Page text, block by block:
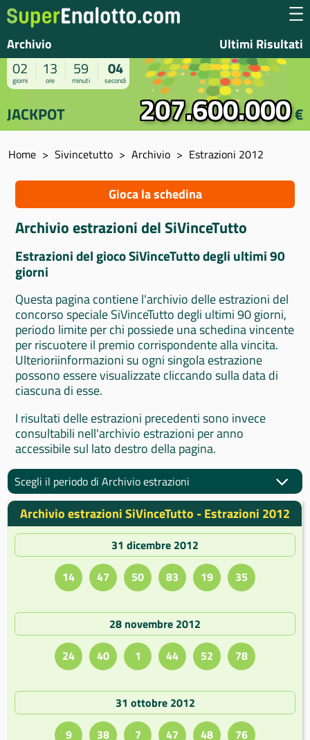
Archivio Ultimi Risultati
02
giorni
13
ore
59
minuti
03
secondi
JACKPOT 207.600.000€
Home Sivincetutto Archivio Estrazioni 2012
Gioca la schedina
Archivio estrazioni del SiVinceTutto
Estrazioni del gioco SiVinceTutto degli ultimi 90
giorni
Questa pagina contiene l'archivio delle estrazioni del
concorso speciale SiVinceTutto degli ultimi 90 giorni,
periodo limite per chi possiede una schedina vincente
per riscuotere il premio corrispondente alla vincita.
Ulterioriinformazioni su ogni singola estrazione
possono essere visualizzate cliccando sulla data di
ciascuna di esse.
I risultati delle estrazioni precedenti sono invece
consultabili nell'archivio estrazioni per anno
accessibile sul lato destro della pagina.
Scegli il periodo di Archivio estrazioni
Archivio estrazioni SiVinceTutto - Estrazioni 2012
31 dicembre 2012
14
47 50 83 19 35
28 novembre 2012
24
40 1 44 52 78
31 ottobre 2012
9
38 7 47 48 76